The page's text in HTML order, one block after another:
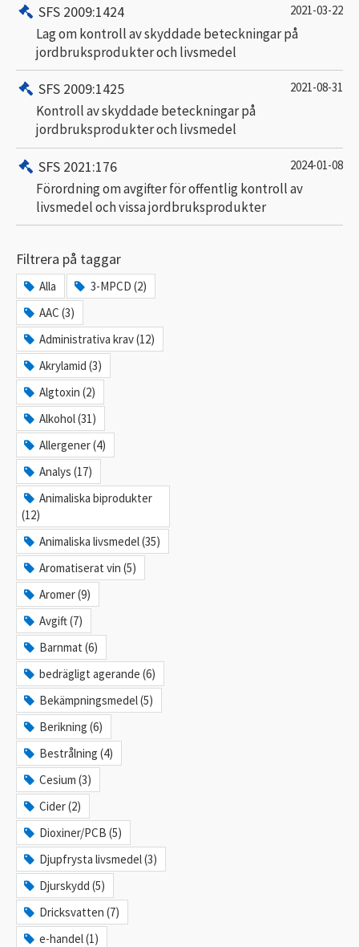
SFS 2009:1424 2021-03-22
Lag om kontroll av skyddade beteckningar på
jordbruksprodukter och livsmedel
SFS 2009:1425 2021-08-31
Kontroll av skyddade beteckningar på
jordbruksprodukter och livsmedel
SFS 2021:176 2024-01-08
Förordning om avgifter för offentlig kontroll av
livsmedel och vissa jordbruksprodukter
Filtrera på taggar
Alla
3-MPCD (2)
AAC (3)
Administrativa krav (12)
Akrylamid (3)
Algtoxin (2)
Alkohol (31)
Allergener (4)
Analys (17)
Animaliska biprodukter
(12)
Animaliska livsmedel (35)
Aromatiserat vin (5)
Aromer (9)
Avgift (7)
Barnmat (6)
bedrägligt agerande (6)
Bekämpningsmedel (5)
Berikning (6)
Bestrålning (4)
Cesium (3)
Cider (2)
Dioxiner/PCB (5)
Djupfrysta livsmedel (3)
Djurskydd (5)
Dricksvatten (7)
e-handel (1)